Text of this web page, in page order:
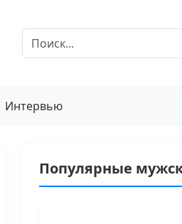
Интервью
Популярные